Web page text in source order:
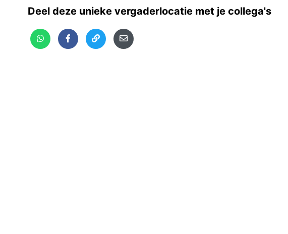
Deel deze unieke vergaderlocatie met je collega's